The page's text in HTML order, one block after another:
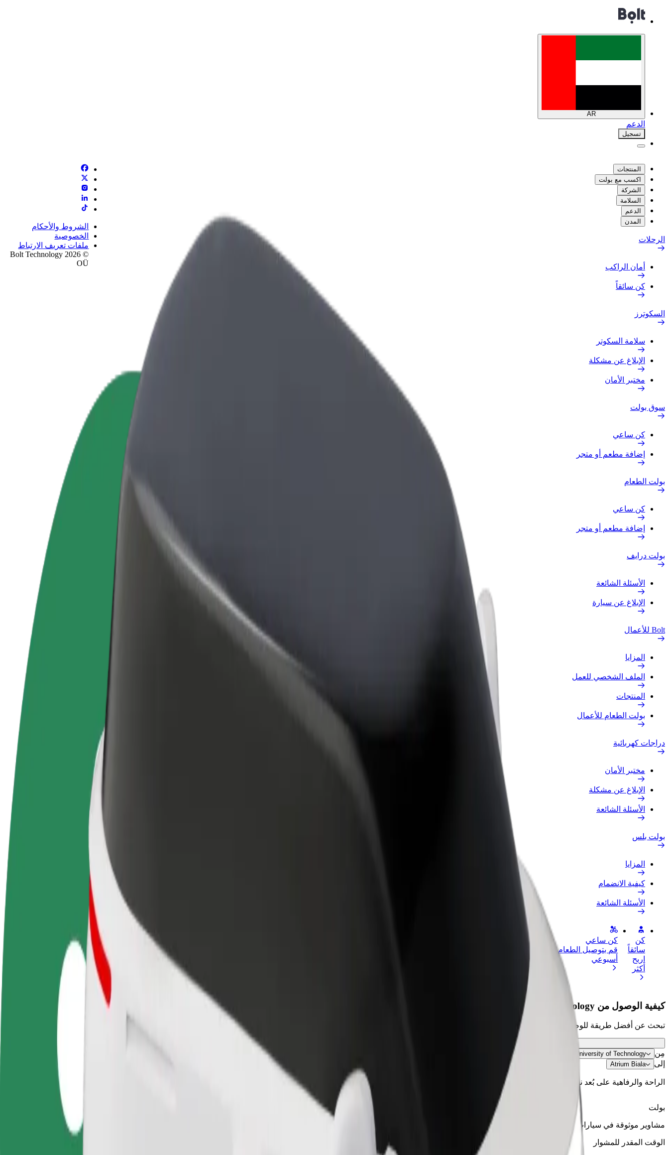
AR
الدعم
تسجيل
المنتجات
اكسب مع بولت
الشركة
السلامة
الدعم
المدن
الرحلات
أمان الراكب
كن سائقاً
السكوترز
سلامة السكوتر
الإبلاغ عن مشكلة
مختبر الأمان
سوق بولت
كن ساعي
إضافة مطعم أو متجر
بولت الطعام
كن ساعي
إضافة مطعم أو متجر
بولت درايف
الأسئلة الشائعة
الإبلاغ عن سيارة
Bolt للأعمال
المزايا
الملف الشخصي للعمل
المنتجات
بولت الطعام للأعمال
دراجات كهربائية
مختبر الأمان
الإبلاغ عن مشكلة
الأسئلة الشائعة
بولت بلس
المزايا
كيفية الانضمام
الأسئلة الشائعة
كن
سائقاً
اربح
أكثر
كن ساعي
قم بتوصيل الطعام واحصل على أجر
أسبوعي
منتجات وخدمات بولت تم تطويرها
الشروط والأحكام
الخصوصية
ملفات تعريف الارتباط
© 2026 Bolt Technology
OÜ
كيفية الوصول من Bialystok University of Technology إلى Atrium Biala
تبحث عن أفضل طريقة للوصول من Bialystok University of Technology إلى Atrium Biala؟ استكشف خدماتنا واعثر على الخيار المثالي لرحلتك.
مِن Bialystok University of Technology
إلى Atrium Biala
الراحة والرفاهية على بُعد نقرات فقط!
بولت
مشاوير موثوقة في سيارات متوسطة الحجم ويومية.
الوقت المقدر للمشوار